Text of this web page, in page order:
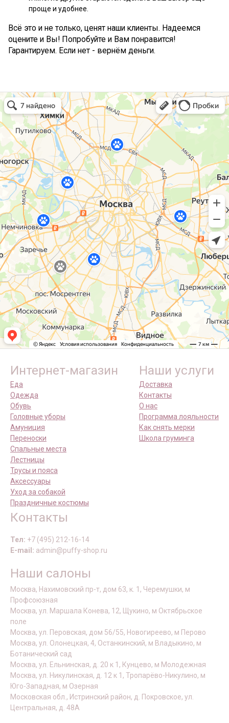
проще и удобнее.
Всё это и не только, ценят наши клиенты. Надеемся
оцените и Вы! Попробуйте и Вам понравится!
Гарантируем. Если нет - вернём деньги.
Интернет-магазин
Еда
Одежда
Обувь
Головные уборы
Амуниция
Переноски
Спальные места
Лестницы
Трусы и пояса
Аксессуары
Уход за собакой
Праздничные костюмы
Наши услуги
Доставка
Контакты
О нас
Программа лояльности
Как снять мерки
Школа груминга
Контакты
Тел: +7 (495) 212-16-14
E-mail: admin@puffy-shop.ru
Наши салоны
Москва, Нахимовский пр-т, дом 63, к. 1, Черемушки, м
Профсоюзная
Москва, ул. Маршала Конева, 12, Щукино, м Октябрьское
поле
Москва, ул. Перовская, дом 56/55, Новогиреево, м Перово
Москва, ул. Олонецкая, 4, Останкинский, м Владыкино, м
Ботанический сад
Москва, ул. Ельнинская, д. 20 к 1, Кунцево, м Молодежная
Москва, ул. Никулинская, д. 12 к 1, Тропарёво-Никулино, м
Юго-Западная, м Озерная
Московская обл., Истринский район, д. Покровское, ул.
Центральная, д. 48А